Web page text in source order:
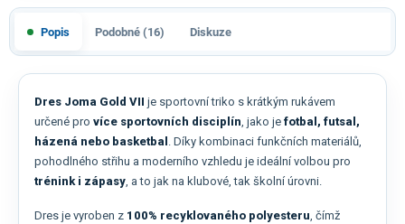
Popis Podobné (16) Diskuze
Dres Joma Gold VII je sportovní triko s krátkým rukávem
určené pro více sportovních disciplín, jako je fotbal, futsal,
házená nebo basketbal . Díky kombinaci funkčních materiálů,
pohodlného střihu a moderního vzhledu je ideální volbou pro
trénink i zápasy, a to jak na klubové, tak školní úrovni.
Dres je vyroben z 100% recyklovaného polyesteru, čímž